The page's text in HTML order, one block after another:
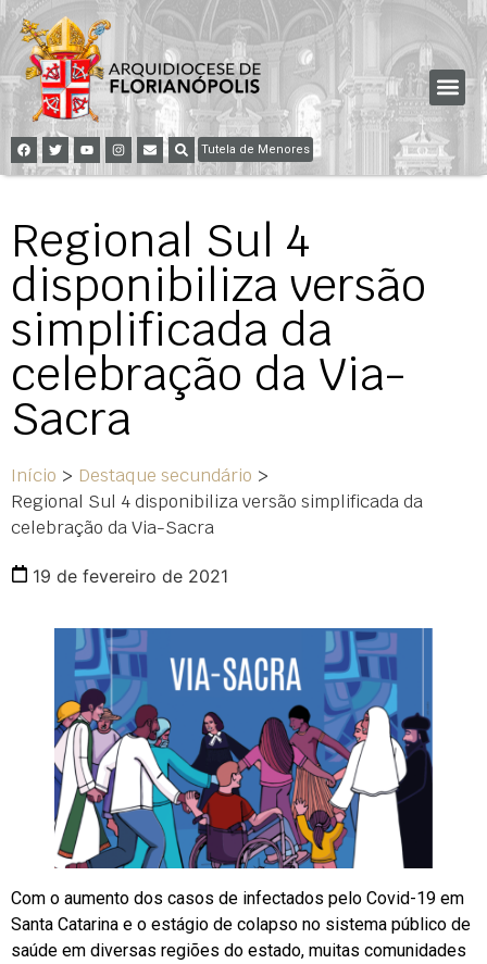
Tutela de Menores
Regional Sul 4
disponibiliza versão
simplificada da
celebração da Via-
Sacra
Início > Destaque secundário >
Regional Sul 4 disponibiliza versão simplificada da
celebração da Via-Sacra
19 de fevereiro de 2021
Com o aumento dos casos de infectados pelo Covid-19 em
Santa Catarina e o estágio de colapso no sistema público de
saúde em diversas regiões do estado, muitas comunidades